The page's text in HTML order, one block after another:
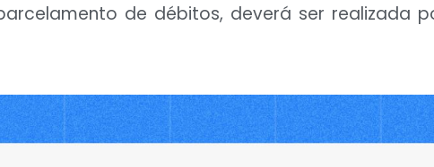
de débitos, deverá ser realizada